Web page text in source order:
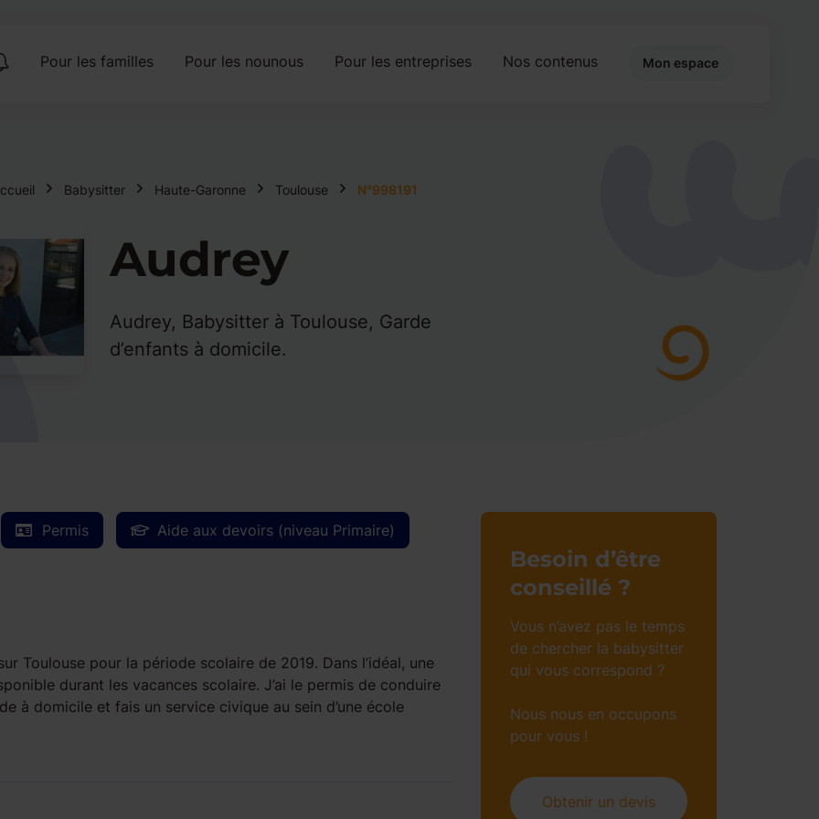
Pour les familles Pour les nounous Pour les entreprises Nos contenus Mon espace
Babysitter Haute-Garonne Toulouse N°998191
Audrey
Audrey, Babysitter à Toulouse, Garde
d’enfants à domicile.
Permis Aide aux devoirs (niveau Primaire)
Toulouse pour la période scolaire de 2019. Dans l’idéal, une
durant les vacances scolaire. J’ai le permis de conduire
à domicile et fais un service civique au sein d’une école
Besoin d’être
conseillé ?
Vous n’avez pas le temps
de chercher la babysitter
qui vous correspond ?
Nous nous en occupons
pour vous !
Obtenir un devis